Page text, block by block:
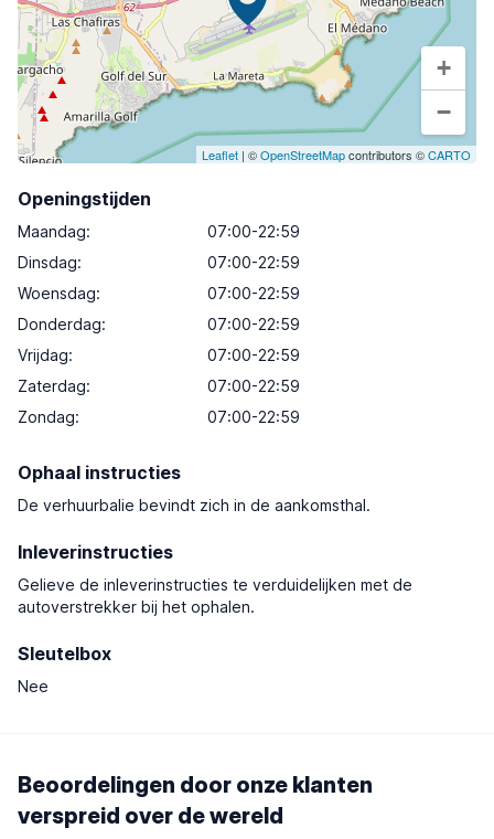
+
−
Leaflet | ©OpenStreetMapcontributors ©CARTO
Openingstijden
Maandag:
07:00-22:59
Dinsdag:
07:00-22:59
Woensdag:
07:00-22:59
Donderdag:
07:00-22:59
Vrijdag:
07:00-22:59
Zaterdag:
07:00-22:59
Zondag: 07:00-22:59
Ophaal instructies
De verhuurbalie bevindt zich in de aankomsthal.
Inleverinstructies
Gelieve de inleverinstructies te verduidelijken met de
autoverstrekker bij het ophalen.
Sleutelbox
Nee
Beoordelingen door onze klanten
verspreid over de wereld